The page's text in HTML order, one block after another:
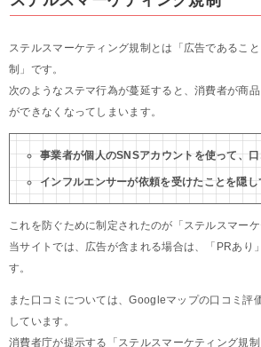
ステルスマーケティング規制とは「広告であるこ
制」です。
次のようなステマ行為が蔓延すると、消費者が商
ができなくなってしまいます。
事業者が個人のSNSアカウントを使って、
インフルエンサーが依頼を受けたことを隠
これを防ぐために制定されたのが「ステルスマーケ
当サイトでは、広告が含まれる場合は、「PRあり
す。
また口コミについては、Googleマップの口コミ評
しています。
消費者庁が提示する「ステルスマーケティング規